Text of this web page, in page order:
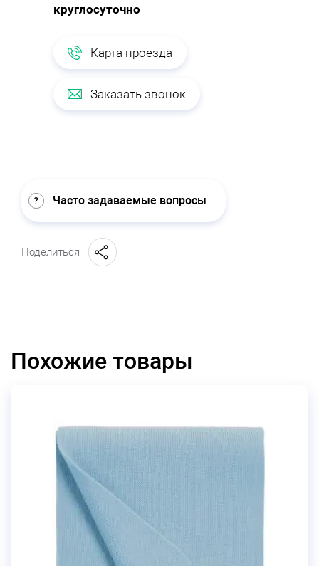
круглосуточно
Карта проезда
Заказать звонок
Часто задаваемые вопросы
Поделиться
Похожие товары